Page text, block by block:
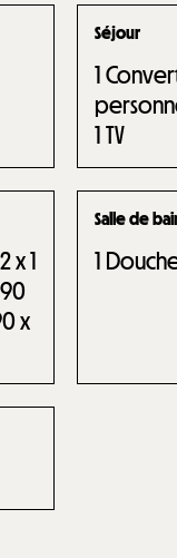
Séjour
1
1TV
x 1
x
Salle de
1